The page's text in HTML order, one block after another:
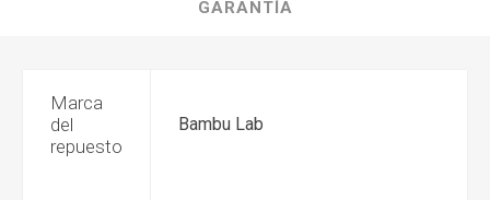
GARANTÍA
Marca
del
repuesto
Bambu Lab